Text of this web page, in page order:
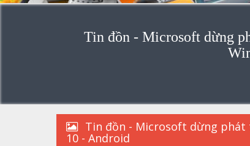
Tin đồn - Microsoft dừng
Tin đồn - Microsoft dừng phát
10 - Android